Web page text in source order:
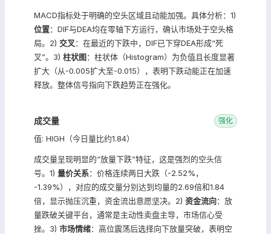
MACD指标处于明确的空头区域且动能加强。具体分析：1)
位置：DIF与DEA均在零轴下方运行，确认市场处于空头格
局。2) 交叉：在最近的下跌中，DIF已下穿DEA形成“死
叉”。3) 柱状图：柱状体（Histogram）为负值且长度显著
扩大（从-0.005扩大至-0.015），表明下跌动能正在加速
释放。整体信号指向下跌趋势正在强化。
成交量 强化
值: HIGH（今日量比约1.84）
成交量呈现明显的“放量下跌”特征，这是强烈的空头信
号。1) 量价关系：价格连续两日大跌（-2.52%，
-1.39%），对应的成交量分别达到均量的2.69倍和1.84
倍，显示抛压沉重，资金流出意愿坚决。2) 资金流向：放
量跌破关键平台，通常是主动性卖盘主导，市场信心受
挫。3) 市场情绪：高位震荡后选择向下放量突破，表明空